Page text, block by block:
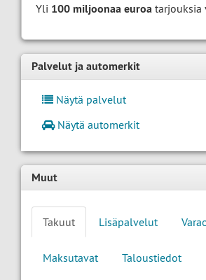
Yli 100 miljoonaa euroa tarjouksia
Palvelut ja automerkit
Näytä palvelut
Näytä automerkit
Muut
Takuut Lisäpalvelut
Maksutavat Taloustiedot